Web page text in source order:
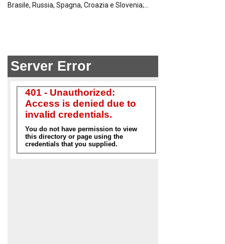
Brasile, Russia, Spagna, Croazia e Slovenia;…